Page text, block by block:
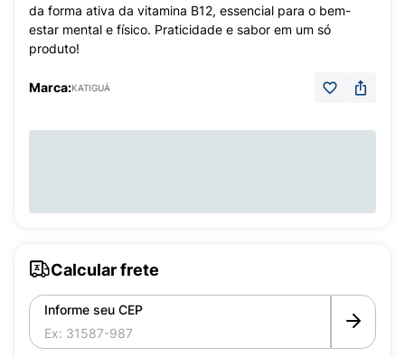
da forma ativa da vitamina B12, essencial para o bem-
estar mental e físico. Praticidade e sabor em um só
produto!
Marca:KATIGUÁ
Calcular frete
Informe seu CEP